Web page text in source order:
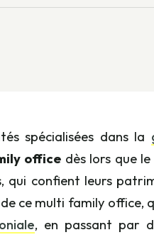
spécialisées dans la
office dès lors que
qui confient leurs
ce multi family office,
, en passant par